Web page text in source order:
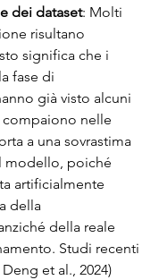
dei dataset: Molti
risultano
significa che i
fase di
già visto alcuni
nelle
a una sovrastima
modello, poiché
artificialmente
della
della reale
Studi recenti
Deng et al., 2024)